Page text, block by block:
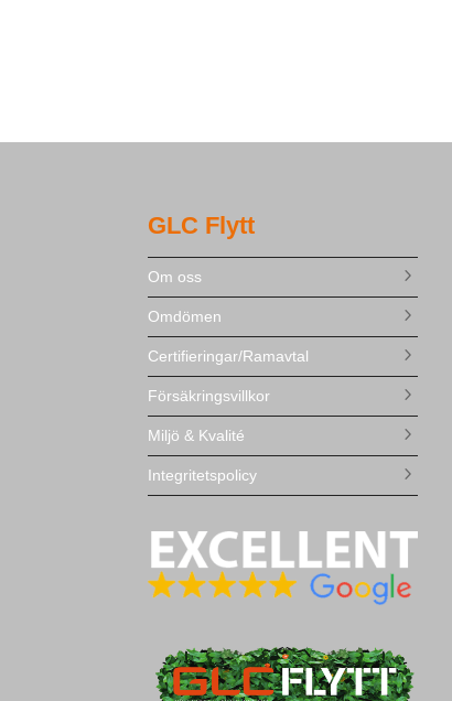
GLC Flytt
Om oss
Omdömen
Certifieringar/Ramavtal
Försäkringsvillkor
Miljö & Kvalité
Integritetspolicy